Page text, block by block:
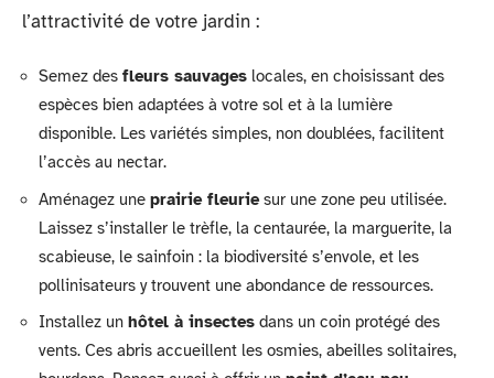
l’attractivité de votre jardin :
Semez des fleurs sauvages locales, en choisissant des
espèces bien adaptées à votre sol et à la lumière
disponible. Les variétés simples, non doublées, facilitent
l’accès au nectar.
Aménagez une prairie fleuriesur une zone peu utilisée.
Laissez s’installer le trèfle, la centaurée, la marguerite, la
scabieuse, le sainfoin : la biodiversité s’envole, et les
pollinisateurs y trouvent une abondance de ressources.
Installez un hôtel à insectes dans un coin protégé des
vents. Ces abris accueillent les osmies, abeilles solitaires,